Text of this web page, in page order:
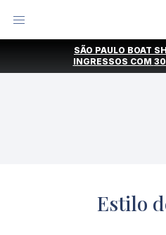
SÃO PAULO BOAT
INGRESSOS COM
Estilo